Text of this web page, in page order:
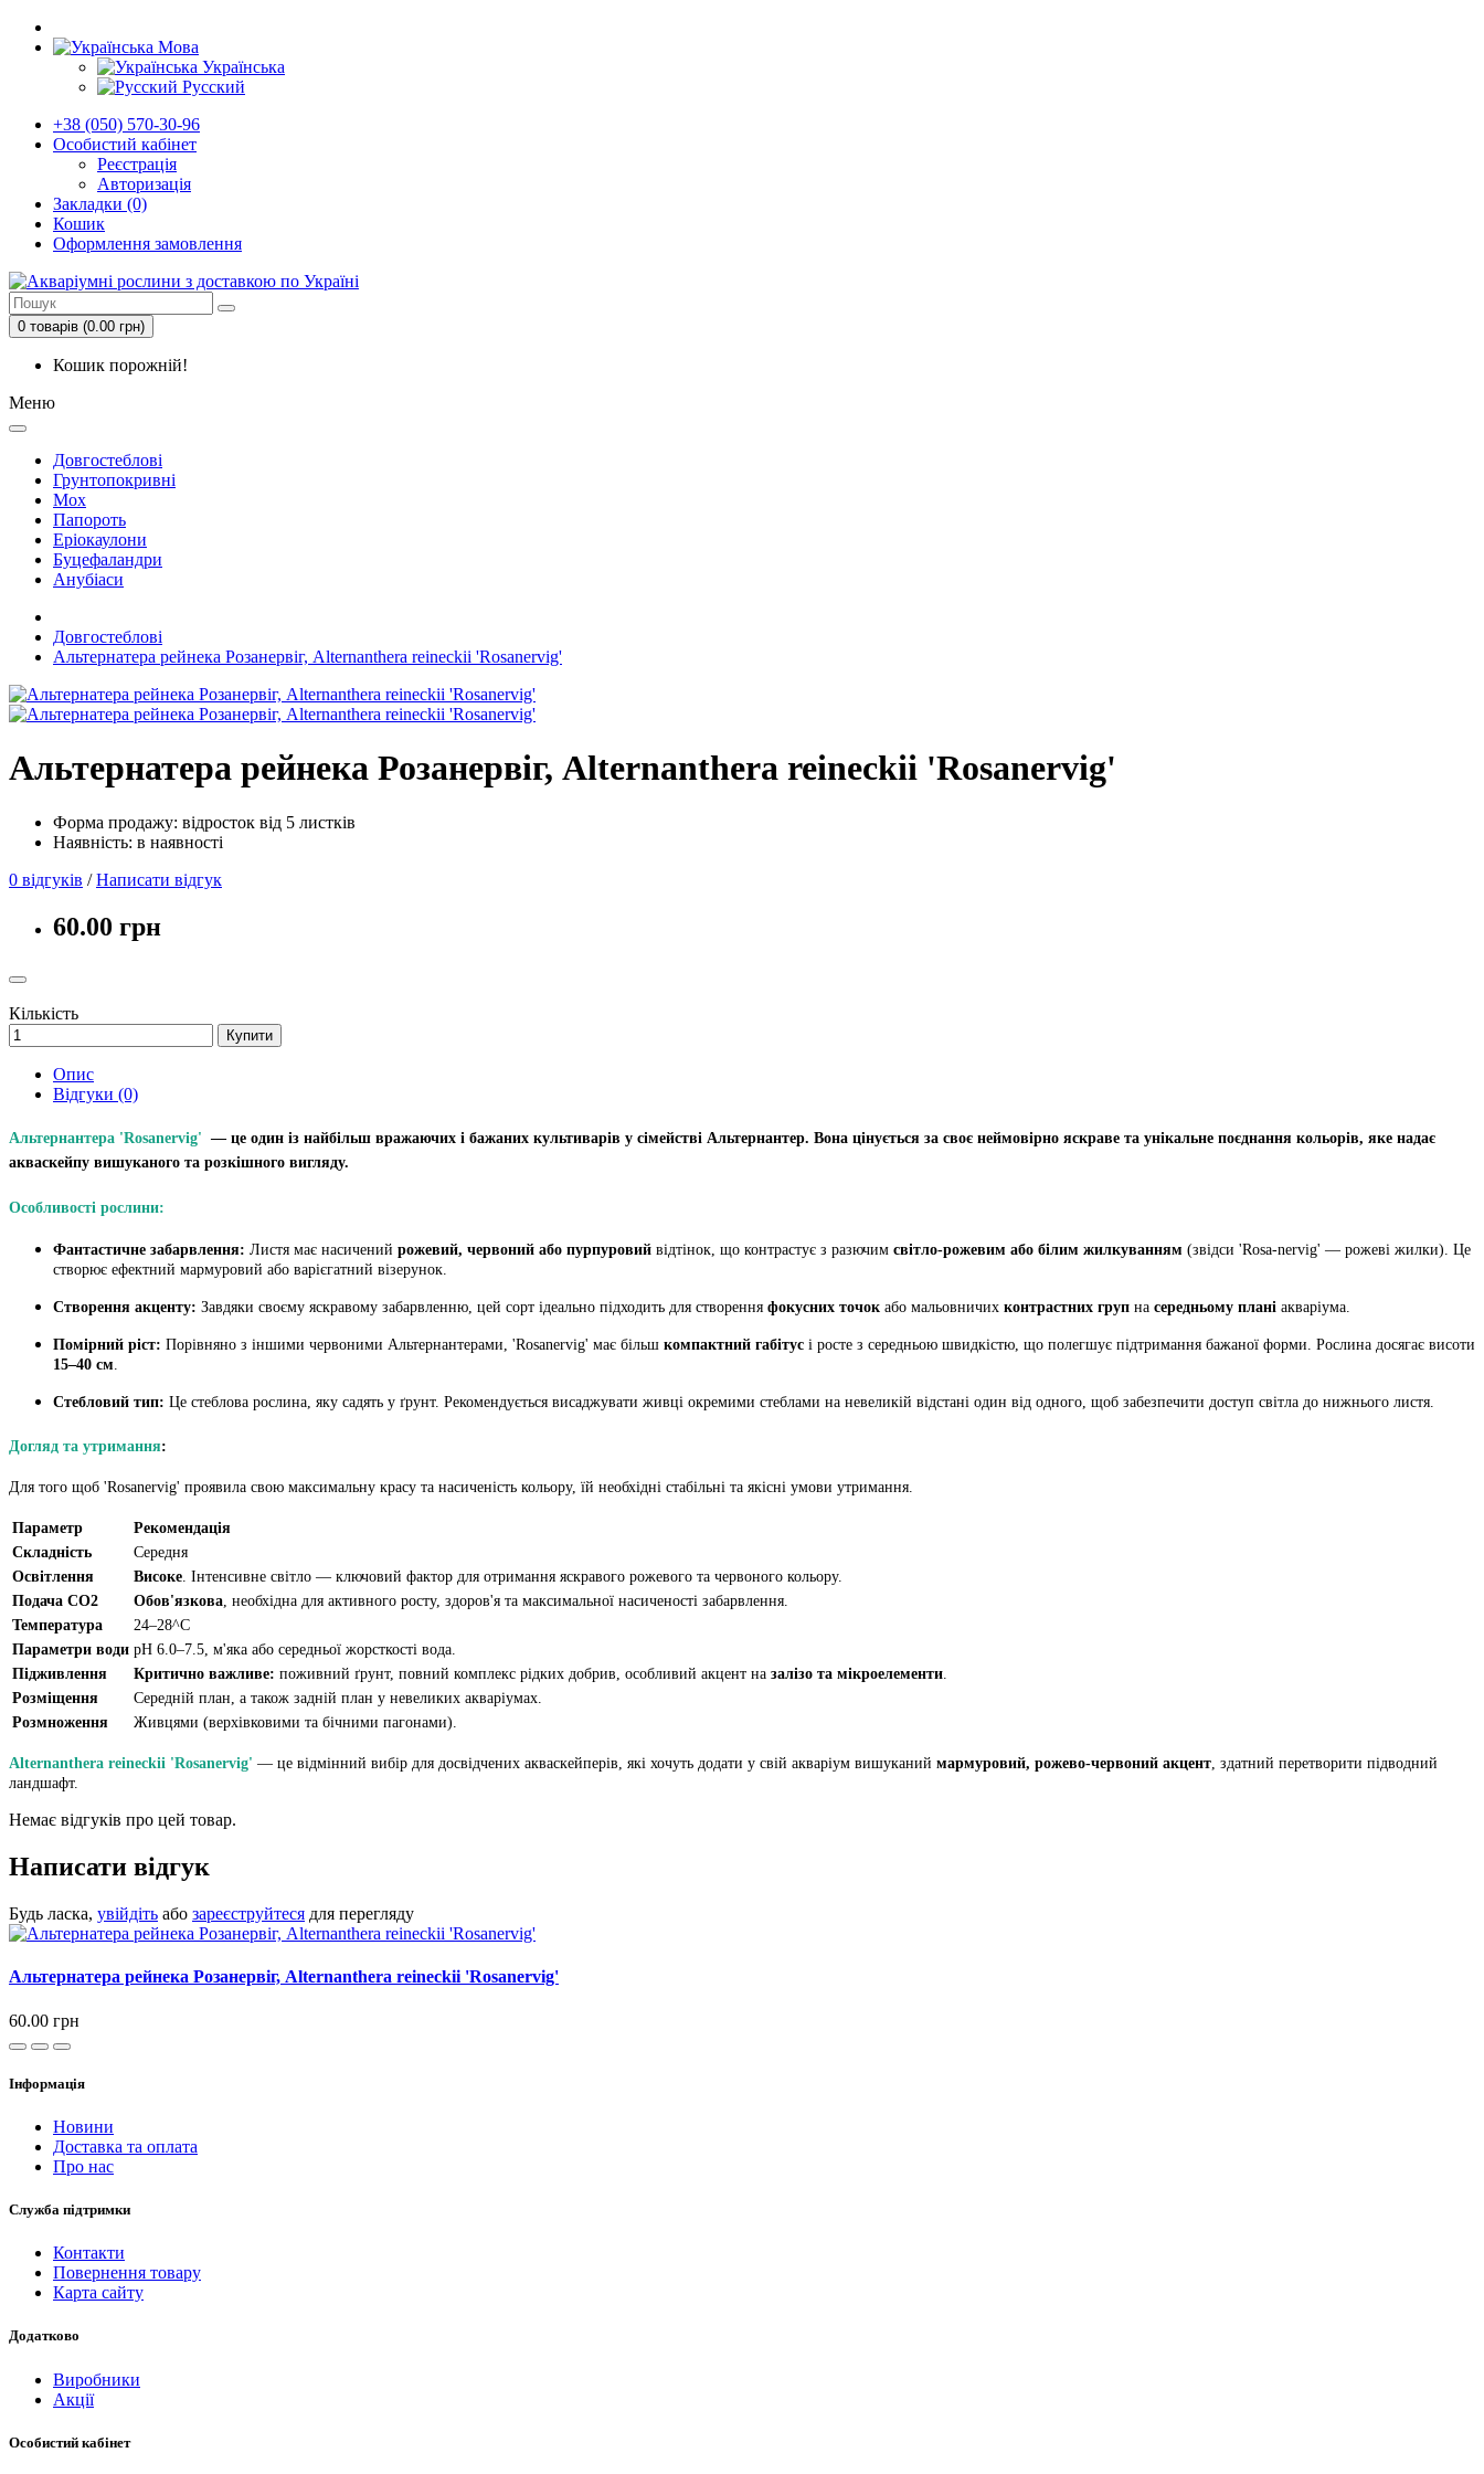
Мова
Українська
Русский
+38 (050) 570-30-96
Особистий кабінет
Реєстрація
Авторизація
Закладки (0)
Кошик
Оформлення замовлення
0 товарів (0.00 грн)
Кошик порожній!
Меню
Довгостеблові
Грунтопокривні
Мох
Папороть
Еріокаулони
Буцефаландри
Анубіаси
Довгостеблові
Альтернатера рейнека Розанервіг, Alternanthera reineckii 'Rosanervig'
Альтернатера рейнека Розанервіг, Alternanthera reineckii 'Rosanervig'
Форма продажу: відросток від 5 листків
Наявність: в наявності
0 відгуків /Написати відгук
60.00 грн
Кількість
Купити
Опис
Відгуки (0)
Альтернантера 'Rosanervig' — це один із найбільш вражаючих і бажаних культиварів у сімействі Альтернантер. Вона цінується за своє неймовірно яскраве та унікальне поєднання кольорів, яке надає
акваскейпу вишуканого та розкішного вигляду.
Особливості рослини:
Фантастичне забарвлення: Листя має насичений рожевий, червоний або пурпуровий відтінок, що контрастує з разючим світло-рожевим або білим жилкуванням (звідси 'Rosa-nervig' — рожеві жилки). Це
створює ефектний мармуровий або варієгатний візерунок.
Створення акценту: Завдяки своєму яскравому забарвленню, цей сорт ідеально підходить для створення фокусних точок або мальовничих контрастних груп на середньому плані акваріума.
Помірний ріст: Порівняно з іншими червоними Альтернантерами, 'Rosanervig' має більш компактний габітус і росте з середньою швидкістю, що полегшує підтримання бажаної форми. Рослина досягає висоти
15–40 см
Стебловий тип: Це стеблова рослина, яку садять у ґрунт. Рекомендується висаджувати живці окремими стеблами на невеликій відстані один від одного, щоб забезпечити доступ світла до нижнього листя.
Догляд та утримання:
Для того щоб 'Rosanervig' проявила свою максимальну красу та насиченість кольору, їй необхідні стабільні та якісні умови утримання.
Параметр
Рекомендація
Складність
Середня
Освітлення
Високе. Інтенсивне світло — ключовий фактор для отримання яскравого рожевого та червоного кольору.
Подача CO2
Обов'язкова, необхідна для активного росту, здоров'я та максимальної насиченості забарвлення.
Температура
24–28^C
Параметри води pH 6.0–7.5, м'яка або середньої жорсткості вода.
Підживлення
Критично важливе: поживний ґрунт, повний комплекс рідких добрив, особливий акцент на залізо та мікроелементи.
Розміщення
Середній план, а також задній план у невеликих акваріумах.
Розмноження
Живцями (верхівковими та бічними пагонами).
Alternanthera reineckii 'Rosanervig' — це відмінний вибір для досвідчених акваскейперів, які хочуть додати у свій акваріум вишуканий мармуровий, рожево-червоний акцент, здатний перетворити підводний
ландшафт.
Немає відгуків про цей товар.
Написати відгук
Будь ласка, увійдіть або зареєструйтеся для перегляду
Альтернатера рейнека Розанервіг, Alternanthera reineckii 'Rosanervig'
60.00 грн
Інформація
Новини
Доставка та оплата
Про нас
Служба підтримки
Контакти
Повернення товару
Карта сайту
Додатково
Виробники
Акції
Особистий кабінет